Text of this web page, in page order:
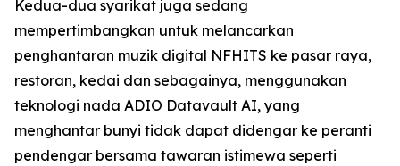
Kedua-dua syarikat juga sedang
mempertimbangkan untuk melancarkan
penghantaran muzik digital NFHITS ke pasar raya,
restoran, kedai dan sebagainya, menggunakan
teknologi nada ADIO Datavault AI, yang
menghantar bunyi tidak dapat didengar ke peranti
pendengar bersama tawaran istimewa seperti